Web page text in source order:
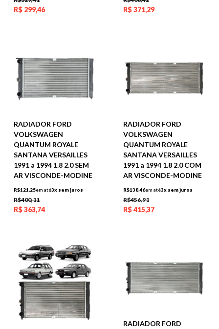
R$ 299,46 R$371,29
RADIADOR FORD
VOLKSWAGEN
QUANTUM ROYALE
SANTANA VERSAILLES
1991 a 1994 1.8 2.0 SEM
AR VISCONDE-MODINE
R$121,25em até3x sem juros
R$400,11
R$363,74
RADIADOR FORD
VOLKSWAGEN
QUANTUM ROYALE
SANTANA VERSAILLES
1991 a 1994 1.8 2.0 COM
AR VISCONDE-MODINE
R$138,46em até3x sem juros
R$456,91
R$415,37
RADIADOR FORD